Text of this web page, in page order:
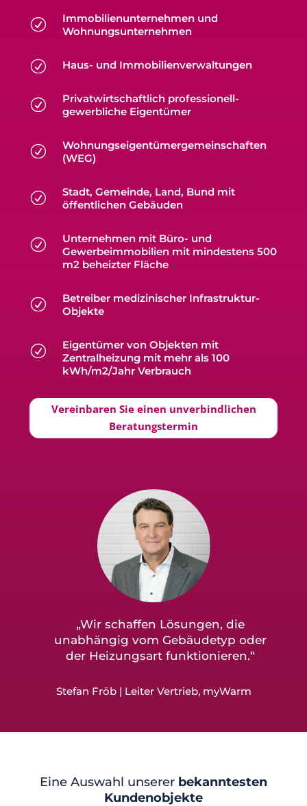
R
Immobilienunternehmen und
Wohnungsunternehmen
R Haus- und Immobilienverwaltungen
R
Privatwirtschaftlich professionell-
gewerbliche Eigentümer
R
Wohnungseigentümergemeinschaften
(WEG)
R
Stadt, Gemeinde, Land, Bund mit
öffentlichen Gebäuden
R
Unternehmen mit Büro- und
Gewerbeimmobilien mit mindestens 500
m2 beheizter Fläche
R
Betreiber medizinischer Infrastruktur-
Objekte
R
Eigentümer von Objekten mit
Zentralheizung mit mehr als 100
kWh/m2/Jahr Verbrauch
Vereinbaren Sie einen unverbindlichen
Beratungstermin
„Wir schaffen Lösungen, die
unabhängig vom Gebäudetyp oder
der Heizungsart funktionieren.“
Stefan Fröb | Leiter Vertrieb, myWarm
Eine Auswahl unserer bekanntesten
Kundenobjekte